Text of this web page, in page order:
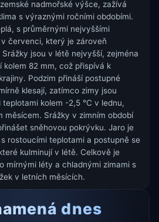
nadmořské výšce, zažívá
s výraznými ročními obdobími.
s průměrnými nejvyššími
červenci, který je zároveň
jsou v létě nejvyšší, zejména
82 mm, což přispívá k
Podzim přináší postupné
klesají, zatímco zimy jsou
kolem -2,5 °C v lednu,
měsícem. Srážky v zimním období
sněhovou pokrývku. Jaro je
rostoucími teplotami a postupně se
kulminují v létě. Celkově je
mírnými léty a chladnými zimami s
v letních měsících.
dnes